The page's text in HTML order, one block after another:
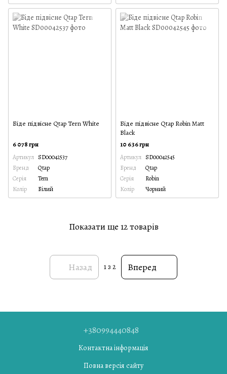
Біде підвісне Qtap Tern White
6 078 грн
Артикул SD00042537
Бренд
Qtap
Серія
Tern
Колір
Білий
Біде підвісне Qtap Robin Matt
Black
10 636 грн
Артикул SD00042545
Бренд
Qtap
Серія
Robin
Колір
Чорний
Показати ще 12 товарів
Назад 1з 2 Вперед
+380994440848
Контактна інформація
Повна версія сайту